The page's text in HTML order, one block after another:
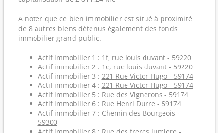
A noter que ce bien immobilier est situé à proximité
de 8 autres biens détenus également des fonds
immobilier grand public.
Actif immobilier 1 : 1f, rue louis duvant - 59220
Actif immobilier 2 : 1e, rue louis duvant - 59220
Actif immobilier 3 : 221 Rue Victor Hugo - 59174
Actif immobilier 4 : 221 Rue Victor Hugo - 59174
Actif immobilier 5 : Rue des Vignerons - 59174
Actif immobilier 6 : Rue Henri Durre - 59174
Actif immobilier 7 : Chemin des Bourgeois -
59300